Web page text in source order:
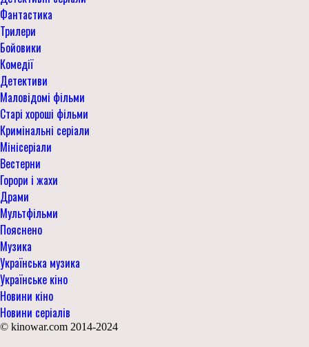
Фантастика
Трилери
Бойовики
Комедії
Детективи
Маловідомі фільми
Старі хороші фільми
Кримінальні серіали
Мінісеріали
Вестерни
Горори і жахи
Драми
Мультфільми
Пояснено
Музика
Українська музика
Українське кіно
Новини кіно
Новини серіалів
© kinowar.com 2014-2024